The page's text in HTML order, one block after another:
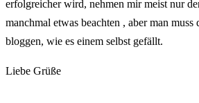
erfolgreicher wird, nehmen mir meist nur
manchmal etwas beachten , aber man
bloggen, wie es einem selbst gefällt.
Liebe Grüße